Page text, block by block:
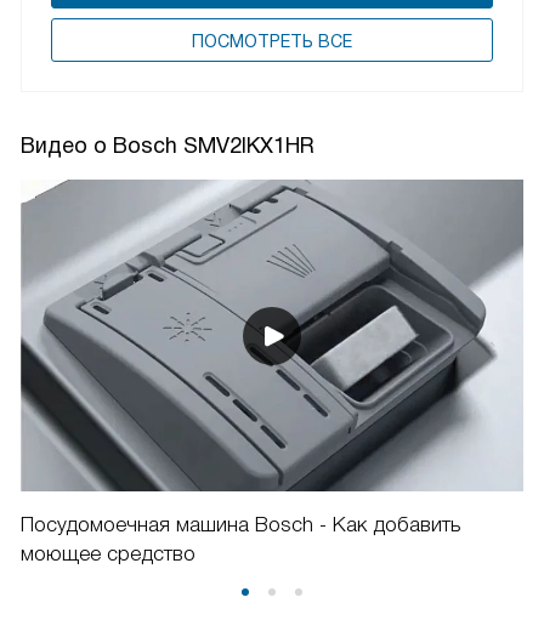
ПОCМОТРЕТЬ ВСЕ
Видео о Bosch SMV2IKX1HR
Посудомоечная машина Bosch - Как добавить
моющее средство